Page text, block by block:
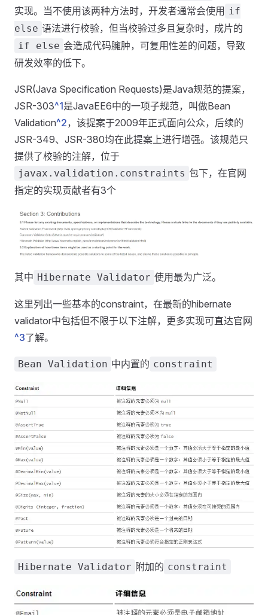
实现。当不使用该两种方法时，开发者通常会使用 if
else 语法进行校验，但当校验过多且复杂时，成片的
if else 会造成代码臃肿，可复用性差的问题，导致
研发效率的低下。
JSR(Java Specification Requests)是Java规范的提案，
JSR-303^1是JavaEE6中的一项子规范，叫做Bean
Validation^2，该提案于2009年正式面向公众，后续的
JSR-349、JSR-380均在此提案上进行增强。该规范只
提供了校验的注解，位于
javax.validation.constraints 包下，在官网
指定的实现贡献者有3个
其中 Hibernate Validator 使用最为广泛。
这里列出一些基本的constraint，在最新的hibernate
validator中包括但不限于以下注解，更多实现可直达官网
^3了解。
Bean Validation 中内置的 constraint
Hibernate Validator 附加的 constraint